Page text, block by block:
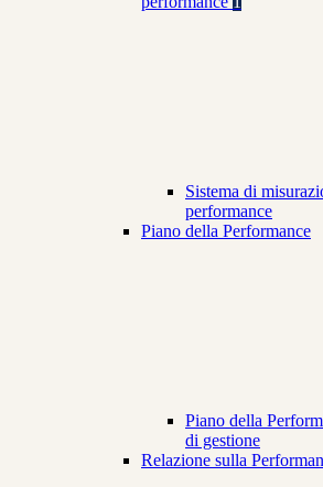
Sistema di
performance
Piano della Performance
Piano della
di gestione
Relazione sulla